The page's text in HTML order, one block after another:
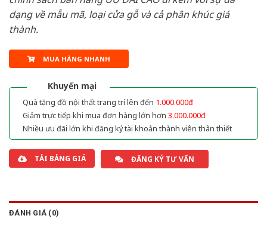
dạng về mẫu mã, loại cửa gỗ và cả phân khúc giá
thành.
MUA HÀNG NHANH
Khuyến mại
Quà tặng đồ nội thất trang trí lên đến 1.000.000đ
Giảm trực tiếp khi mua đơn hàng lớn hơn 3.000.000đ
Nhiều ưu đãi lớn khi đăng ký tài khoản thành viên thân thiết
TẢI BẢNG GIÁ ĐĂNG KÝ TƯ VẤN
ĐÁNH GIÁ (0)